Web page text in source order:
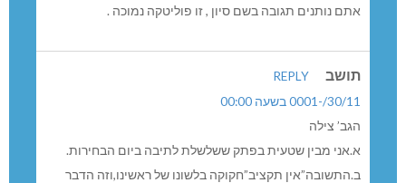
אתם נותנים תגובה בשם סיון , זו פוליטקה נמוכה .
תושב
REPLY
30/11/-0001 בשעה 00:00
הגב’ צילה
א.אני מבין שטעית בפתק ששלשלת לתיבה ביום הבחירות.
ב.התשובה”אין תקציב”חקוקה בלשונו של ראשינו,וזה הדבר